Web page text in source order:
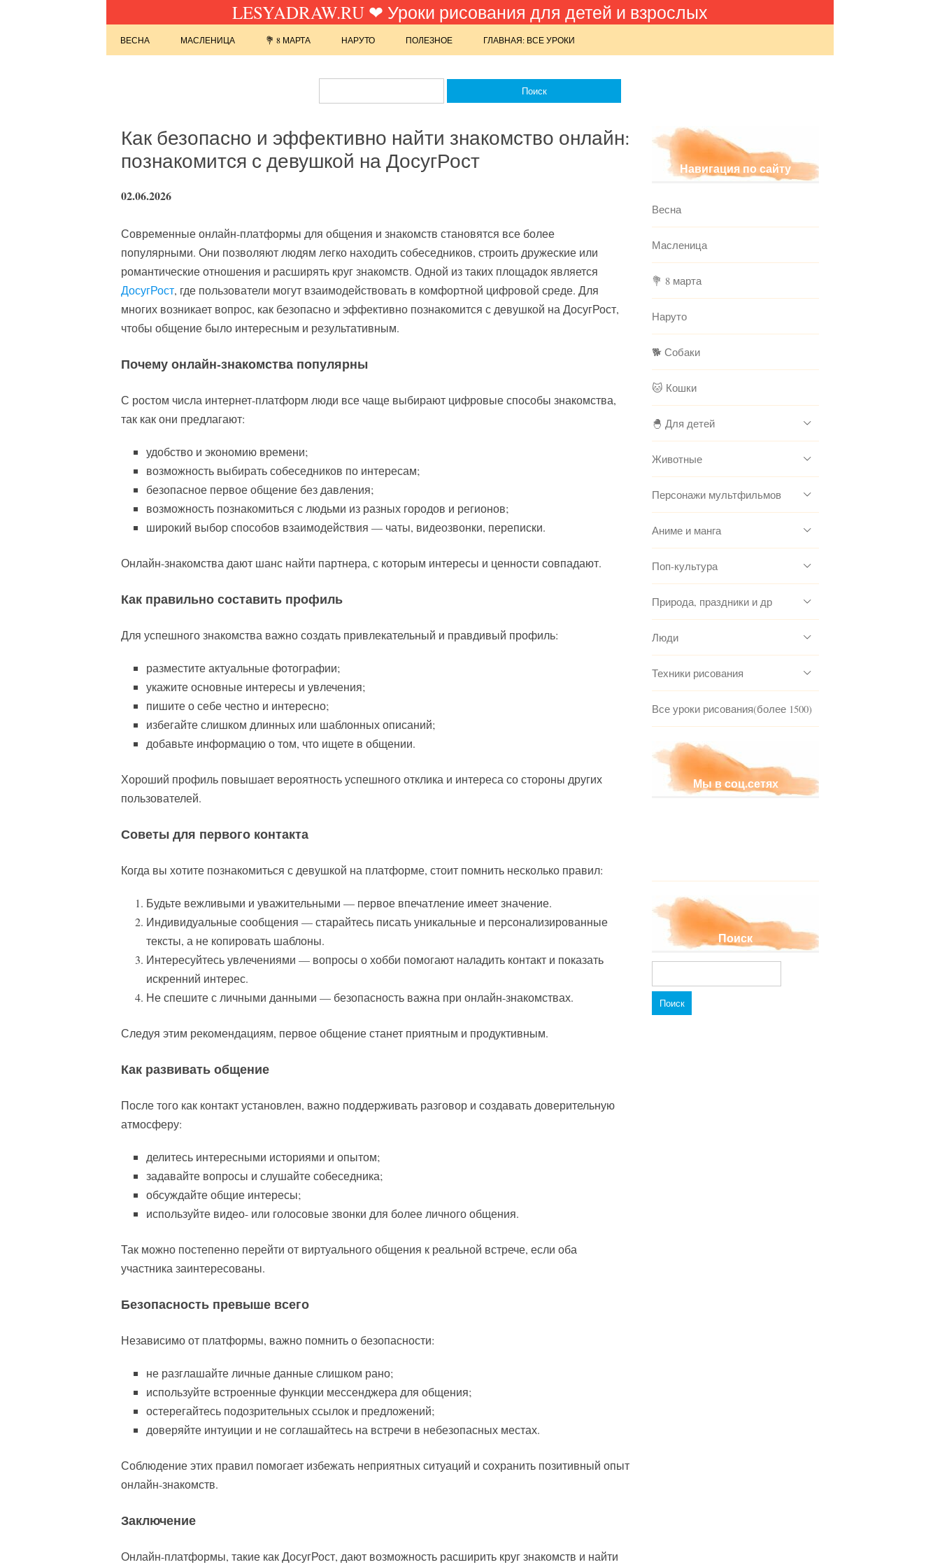
LESYADRAW.RU ❤ Уроки рисования для детей и взрослых
ВЕСНА МАСЛЕНИЦА 💐 8 МАРТА НАРУТО ПОЛЕЗНОЕ ГЛАВНАЯ: ВСЕ УРОКИ
Как безопасно и эффективно найти знакомство онлайн:
познакомится с девушкой на ДосугРост
02.06.2026
Современные онлайн-платформы для общения и знакомств становятся все более
популярными. Они позволяют людям легко находить собеседников, строить дружеские или
романтические отношения и расширять круг знакомств. Одной из таких площадок является
ДосугРост, где пользователи могут взаимодействовать в комфортной цифровой среде. Для
многих возникает вопрос, как безопасно и эффективно познакомится с девушкой на ДосугРост,
чтобы общение было интересным и результативным.
Почему онлайн-знакомства популярны
С ростом числа интернет-платформ люди все чаще выбирают цифровые способы знакомства,
так как они предлагают:
удобство и экономию времени;
возможность выбирать собеседников по интересам;
безопасное первое общение без давления;
возможность познакомиться с людьми из разных городов и регионов;
широкий выбор способов взаимодействия — чаты, видеозвонки, переписки.
Онлайн-знакомства дают шанс найти партнера, с которым интересы и ценности совпадают.
Как правильно составить профиль
Для успешного знакомства важно создать привлекательный и правдивый профиль:
разместите актуальные фотографии;
укажите основные интересы и увлечения;
пишите о себе честно и интересно;
избегайте слишком длинных или шаблонных описаний;
добавьте информацию о том, что ищете в общении.
Хороший профиль повышает вероятность успешного отклика и интереса со стороны других
пользователей.
Советы для первого контакта
Когда вы хотите познакомиться с девушкой на платформе, стоит помнить несколько правил:
Будьте вежливыми и уважительными — первое впечатление имеет значение.
Индивидуальные сообщения — старайтесь писать уникальные и персонализированные
тексты, а не копировать шаблоны.
Интересуйтесь увлечениями — вопросы о хобби помогают наладить контакт и показать
искренний интерес.
Не спешите с личными данными — безопасность важна при онлайн-знакомствах.
Следуя этим рекомендациям, первое общение станет приятным и продуктивным.
Как развивать общение
После того как контакт установлен, важно поддерживать разговор и создавать доверительную
атмосферу:
делитесь интересными историями и опытом;
задавайте вопросы и слушайте собеседника;
обсуждайте общие интересы;
используйте видео- или голосовые звонки для более личного общения.
Так можно постепенно перейти от виртуального общения к реальной встрече, если оба
участника заинтересованы.
Безопасность превыше всего
Независимо от платформы, важно помнить о безопасности:
не разглашайте личные данные слишком рано;
используйте встроенные функции мессенджера для общения;
остерегайтесь подозрительных ссылок и предложений;
доверяйте интуиции и не соглашайтесь на встречи в небезопасных местах.
Соблюдение этих правил помогает избежать неприятных ситуаций и сохранить позитивный опыт
онлайн-знакомств.
Заключение
Онлайн-платформы, такие как ДосугРост, дают возможность расширить круг знакомств и найти
Навигация по сайту
Весна
Масленица
💐 8 марта
Наруто
🐕 Собаки
🐱 Кошки
🐣 Для детей
Животные
Персонажи мультфильмов
Аниме и манга
Поп-культура
Природа, праздники и др
Люди
Техники рисования
Все уроки рисования(более 1500)
Мы в соц.сетях
Поиск